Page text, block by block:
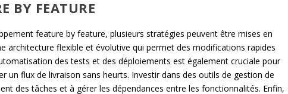
BY FEATURE
feature by feature, plusieurs stratégies peuvent être mises en
architecture flexible et évolutive qui permet des modifications rapides
des tests et des déploiements est également cruciale pour
un flux de livraison sans heurts. Investir dans des outils de gestion de
des tâches et à gérer les dépendances entre les fonctionnalités. Enfin,